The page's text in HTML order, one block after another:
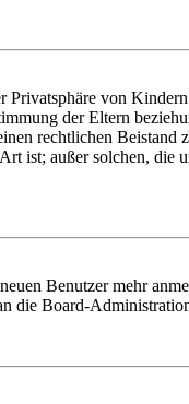
von
der Eltern
rechtlichen
ist; außer solchen,
Benutzer mehr
die Board-